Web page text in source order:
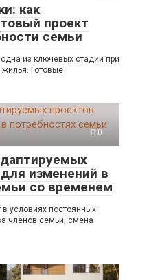
как
проект
семьи
из ключевых стадий при
жилья. Готовые
0
изменений в
со временем
условиях постоянных
членов семьи, смена